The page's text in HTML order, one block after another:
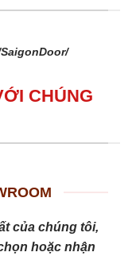
CHÚNG
của chúng tôi,
hoặc nhận